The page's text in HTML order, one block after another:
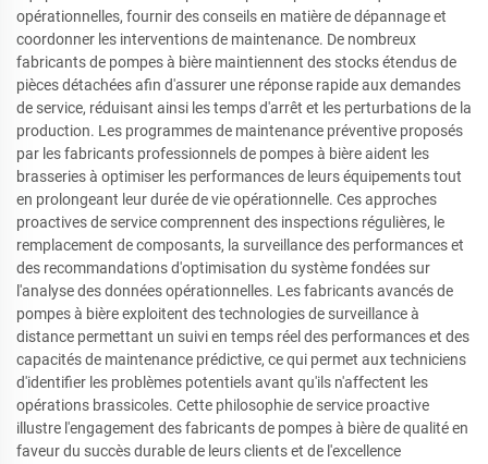
opérationnelles, fournir des conseils en matière de dépannage et
coordonner les interventions de maintenance. De nombreux
fabricants de pompes à bière maintiennent des stocks étendus de
pièces détachées afin d'assurer une réponse rapide aux demandes
de service, réduisant ainsi les temps d'arrêt et les perturbations de la
production. Les programmes de maintenance préventive proposés
par les fabricants professionnels de pompes à bière aident les
brasseries à optimiser les performances de leurs équipements tout
en prolongeant leur durée de vie opérationnelle. Ces approches
proactives de service comprennent des inspections régulières, le
remplacement de composants, la surveillance des performances et
des recommandations d'optimisation du système fondées sur
l'analyse des données opérationnelles. Les fabricants avancés de
pompes à bière exploitent des technologies de surveillance à
distance permettant un suivi en temps réel des performances et des
capacités de maintenance prédictive, ce qui permet aux techniciens
d'identifier les problèmes potentiels avant qu'ils n'affectent les
opérations brassicoles. Cette philosophie de service proactive
illustre l'engagement des fabricants de pompes à bière de qualité en
faveur du succès durable de leurs clients et de l'excellence